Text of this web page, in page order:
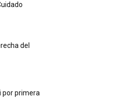
del
por primera